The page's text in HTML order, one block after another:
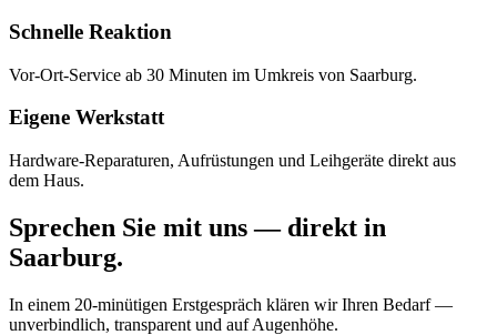
Schnelle Reaktion
Vor-Ort-Service ab 30 Minuten im Umkreis von Saarburg.
Eigene Werkstatt
Hardware-Reparaturen, Aufrüstungen und Leihgeräte direkt aus
dem Haus.
Sprechen Sie mit uns — direkt in
Saarburg.
In einem 20-minütigen Erstgespräch klären wir Ihren Bedarf —
unverbindlich, transparent und auf Augenhöhe.